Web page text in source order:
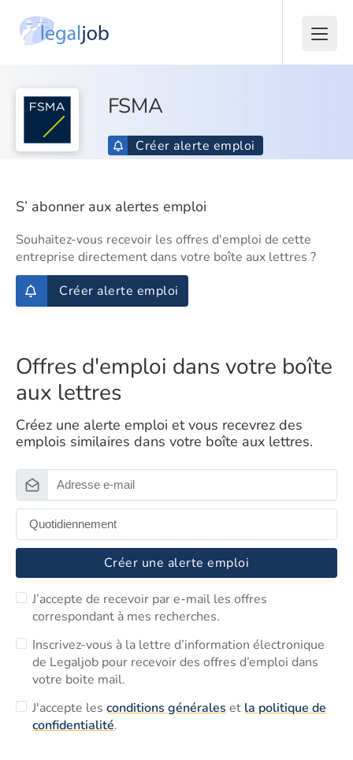
FSMA
Créer alerte emploi
S’ abonner aux alertes emploi
Souhaitez-vous recevoir les offres d'emploi de cette
entreprise directement dans votre boîte aux lettres ?
Créer alerte emploi
Offres d'emploi dans votre boîte
aux lettres
Créez une alerte emploi et vous recevrez des
emplois similaires dans votre boîte aux lettres.
Créer une alerte emploi
J’accepte de recevoir par e-mail les offres
correspondant à mes recherches.
Inscrivez-vous à la lettre d’information électronique
de Legaljob pour recevoir des offres d’emploi dans
votre boite mail.
J'accepte lesconditions générales et la politique de
confidentialité.